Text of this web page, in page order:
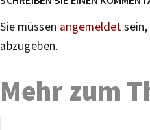
Sie müssen angemeldet
abzugeben.
Mehr zum